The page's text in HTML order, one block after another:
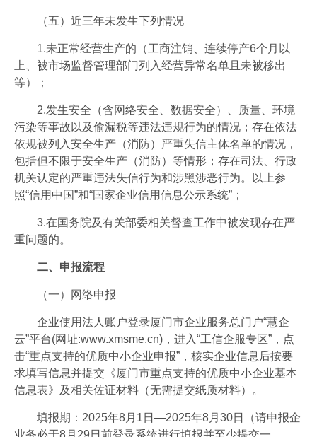
（五）近三年未发生下列情况
1.未正常经营生产的（工商注销、连续停产6个月以
上、被市场监督管理部门列入经营异常名单且未被移出
等）；
2.发生安全（含网络安全、数据安全）、质量、环境
污染等事故以及偷漏税等违法违规行为的情况；存在依法
依规被列入安全生产（消防）严重失信主体名单的情况，
包括但不限于安全生产（消防）等情形；存在司法、行政
机关认定的严重违法失信行为和涉黑涉恶行为。以上参
照“信用中国”和“国家企业信用信息公示系统”；
3.在国务院及有关部委相关督查工作中被发现存在严
重问题的。
二、申报流程
（一）网络申报
企业使用法人账户登录厦门市企业服务总门户“慧企
云”平台(网址:www.xmsme.cn)，进入“工信企服专区”，点
击“重点支持的优质中小企业申报”，核实企业信息后按要
求填写信息并提交《厦门市重点支持的优质中小企业基本
信息表》及相关佐证材料（无需提交纸质材料）。
填报期：2025年8月1日—2025年8月30日（请申报企
业务必于8月29日前登录系统进行填报并至少提交一